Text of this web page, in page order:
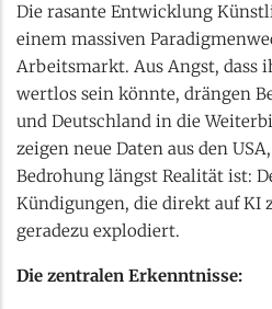
Die rasante Entwicklung
einem massiven
Arbeitsmarkt. Aus Angst, dass
wertlos sein könnte, drängen
und Deutschland in die
zeigen neue Daten aus den
Bedrohung längst Realität ist:
Kündigungen, die direkt auf KI
geradezu explodiert.
Die zentralen Erkenntnisse: